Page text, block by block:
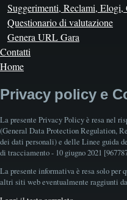
Suggerimenti, Reclami, Elogi,
Questionario di valutazione
Genera URL Gara
Contatti
Home
Privacy policy e
La presente Privacy Policy è resa nel
(General Data Protection Regulation,
dei dati personali) e delle Linee guida
di tracciamento - 10 giugno 2021
La presente informativa è resa solo per
altri siti web eventualmente raggiunti